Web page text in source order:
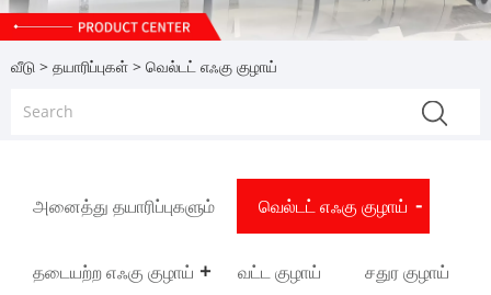
வீடு > தயாரிப்புகள் > வெல்டட் எஃகு குழாய்
அனைத்து தயாரிப்புகளும் வெல்டட் எஃகு குழாய்
தடையற்ற எஃகு குழாய் வட்ட குழாய் சதுர குழாய்